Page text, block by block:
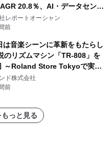
20.8％、AI・データセンタ
が成長を牽引
レポートオーシャン
前
は音楽シーンに革新をもたらし
のリズムマシン「TR-808」を
～Roland Store Tokyoで実機
しての 記念キャンペーンを開
ラジオ「NTS」の 特別プログ
ストを フィーチャーしたアニ
ンを公開～
ド株式会社
前
っと見る